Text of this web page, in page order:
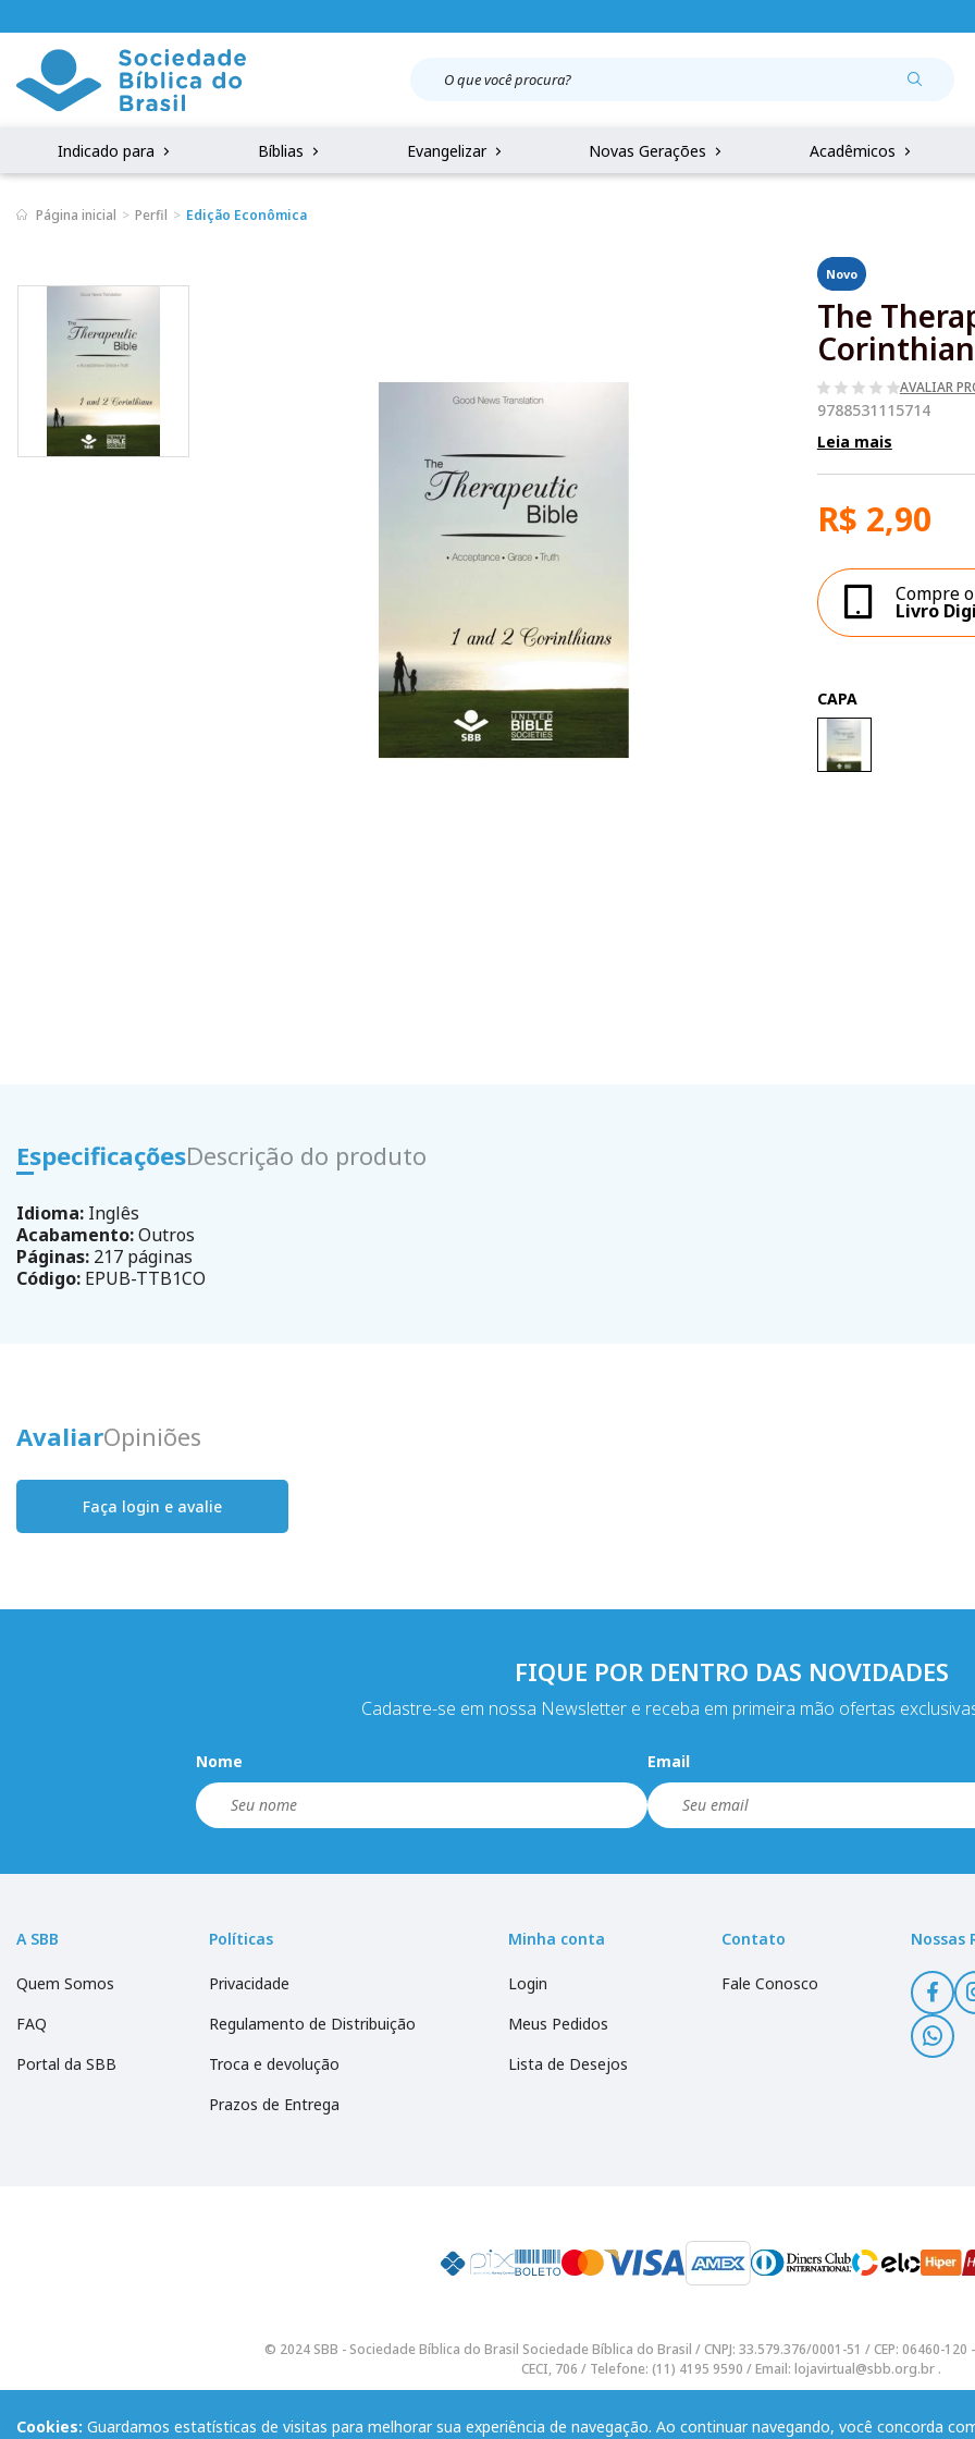
Indicado para Bíblias Evangelizar Novas Gerações Acadêmicos
Página inicial Perfil Edição Econômica
Novo
The
AVALIAR
9788531115714
Leia mais
R$ 2,90
Compre o
Livro
CAPA
EspecificaçõesDescrição do produto
Idioma: Inglês
Acabamento:Outros
Páginas: 217 páginas
Código: EPUB-TTB1CO
AvaliarOpiniões
Faça login e avalie
FIQUE POR DENTRO DAS NOVIDADES
Cadastre-se em nossa Newsletter e receba em primeira mão ofertas
Nome Email
A SBB
Quem Somos
FAQ
Portal da SBB
Políticas
Privacidade
Regulamento de Distribuição
Troca e devolução
Prazos de Entrega
Minha conta
Login
Meus Pedidos
Lista de Desejos
Contato
Fale Conosco
Nossas
Cookies: Guardamos estatísticas de visitas para melhorar sua experiência de navegação. Ao continuar navegando, você concorda
© 2024 SBB - Sociedade Bíblica do Brasil Sociedade Bíblica do Brasil / CNPJ: 33.579.376/0001-51 / CEP: 06460-120 -
CECI, 706 / Telefone: (11) 4195 9590 / Email: lojavirtual@sbb.org.br .